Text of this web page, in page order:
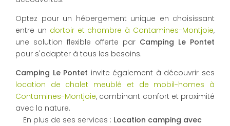
Optez pour un hébergement unique en choisissant
entre un dortoir et chambre à Contamines-Montjoie,
une solution flexible offerte par Camping Le Pontet
pour s'adapter à tous les besoins.
Camping Le Pontet invite également à découvrir ses
location de chalet meublé et de mobil-homes à
Contamines-Montjoie, combinant confort et proximité
avec la nature.
En plus de ses services : Location camping avec